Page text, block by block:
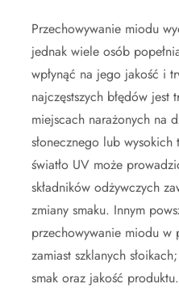
Przechowywanie miodu
jednak wiele osób
wpłynąć na jego jakość i
najczęstszych błędów jest
miejscach narażonych na
słonecznego lub
światło UV może
składników odżywczych
zmiany smaku. Innym
przechowywanie miodu w
zamiast szklanych
smak oraz jakość